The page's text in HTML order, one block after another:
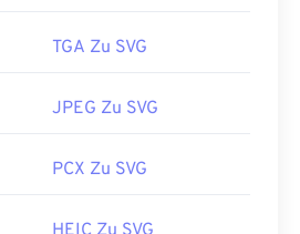
TGA Zu SVG
JPEG Zu SVG
PCX Zu SVG